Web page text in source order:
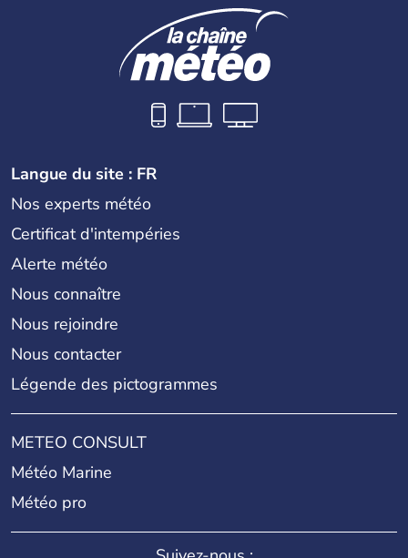
Langue du site : FR
Nos experts météo
Certificat d'intempéries
Alerte météo
Nous connaître
Nous rejoindre
Nous contacter
Légende des pictogrammes
METEO CONSULT
Météo Marine
Météo pro